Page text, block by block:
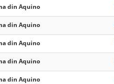
din Aquino
din Aquino
din Aquino
din Aquino
din Aquino